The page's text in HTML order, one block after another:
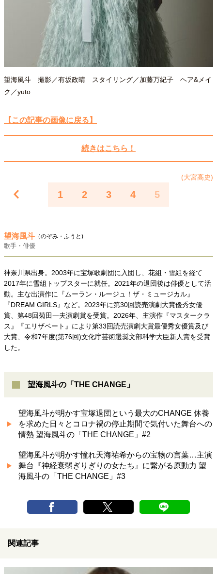
望海風斗 撮影／有坂政晴 スタイリング／加藤万紀子 ヘア&メイ
ク／yuto
【この記事の画像に戻る】
続きはこちら！
(大宮高史)
1 2 3 4 5
望海風斗 （のぞみ・ふうと)
歌手・俳優
神奈川県出身。2003年に宝塚歌劇団に入団し、花組・雪組を経て
2017年に雪組トップスターに就任。2021年の退団後は俳優として活
動。主な出演作に『ムーラン・ルージュ！ザ・ミュージカル』
『DREAM GIRLS』など。2023年に第30回読売演劇大賞優秀女優
賞、第48回菊田一夫演劇賞を受賞。2026年、主演作『マスタークラ
ス』『エリザベート』により第33回読売演劇大賞最優秀女優賞及び
大賞、令和7年度(第76回)文化庁芸術選奨文部科学大臣新人賞を受賞
した。
望海風斗の「THE CHANGE」
望海風斗が明かす宝塚退団という最大のCHANGE 休養
を求めた日々とコロナ禍の停止期間で気付いた舞台への
情熱 望海風斗の「THE CHANGE」#2
望海風斗が明かす憧れ天海祐希からの宝物の言葉…主演
舞台『神経衰弱ぎりぎりの女たち』に繋がる原動力 望
海風斗の「THE CHANGE」#3
関連記事